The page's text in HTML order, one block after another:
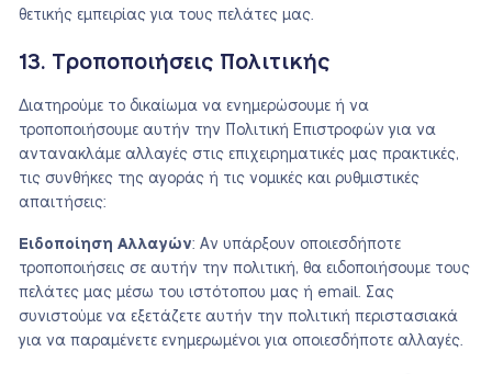
θετικής εμπειρίας για τους πελάτες μας.
13. Τροποποιήσεις Πολιτικής
Διατηρούμε το δικαίωμα να ενημερώσουμε ή να
τροποποιήσουμε αυτήν την Πολιτική Επιστροφών για να
αντανακλάμε αλλαγές στις επιχειρηματικές μας πρακτικές,
τις συνθήκες της αγοράς ή τις νομικές και ρυθμιστικές
απαιτήσεις:
Ειδοποίηση Αλλαγών: Αν υπάρξουν οποιεσδήποτε
τροποποιήσεις σε αυτήν την πολιτική, θα ειδοποιήσουμε τους
πελάτες μας μέσω του ιστότοπου μας ή email. Σας
συνιστούμε να εξετάζετε αυτήν την πολιτική περιστασιακά
για να παραμένετε ενημερωμένοι για οποιεσδήποτε αλλαγές.